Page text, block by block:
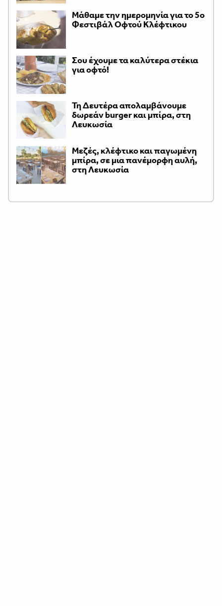
Μάθαμε την ημερομηνία για το 5ο
Φεστιβάλ Οφτού Κλέφτικου
Σου έχουμε τα καλύτερα στέκια
για οφτό!
Τη Δευτέρα απολαμβάνουμε
δωρεάν burger και μπίρα, στη
Λευκωσία
Μεζές, κλέφτικο και παγωμένη
μπίρα, σε μια πανέμορφη αυλή,
στη Λευκωσία